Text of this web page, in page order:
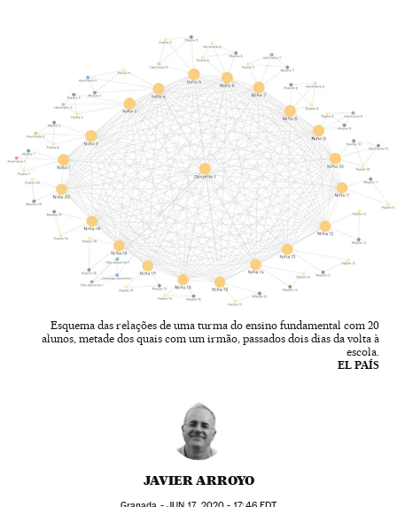
Esquema das relações de uma turma do ensino fundamental com 20
alunos, metade dos quais com um irmão, passados dois dias da volta à
escola.
EL PAÍS
JAVIER ARROYO